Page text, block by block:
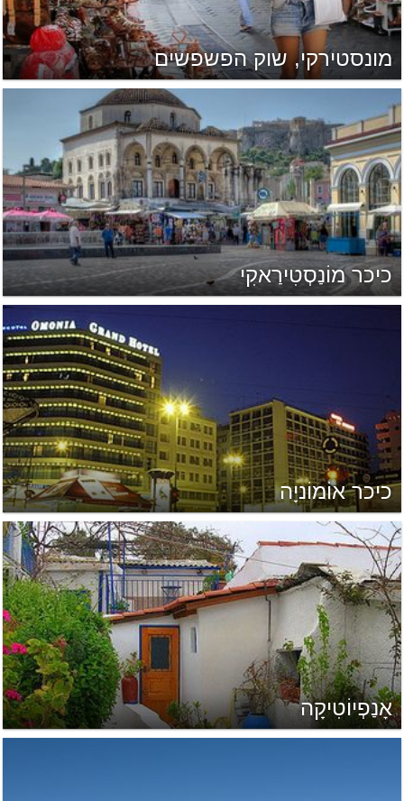
מונסטירקי, שוק הפשפשים
כיכר מוֹנַסְטִירַאקִי
כיכר אוֹמוֹניָה
אָנַפְיוֹטִיקָה